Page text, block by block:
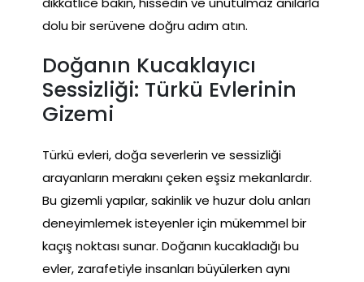
dolu bir serüvene doğru adım atın.
Doğanın Kucaklayıcı
Sessizliği: Türkü Evlerinin
Gizemi
Türkü evleri, doğa severlerin ve sessizliği
arayanların merakını çeken eşsiz mekanlardır.
Bu gizemli yapılar, sakinlik ve huzur dolu anları
deneyimlemek isteyenler için mükemmel bir
kaçış noktası sunar. Doğanın kucakladığı bu
evler, zarafetiyle insanları büyülerken aynı